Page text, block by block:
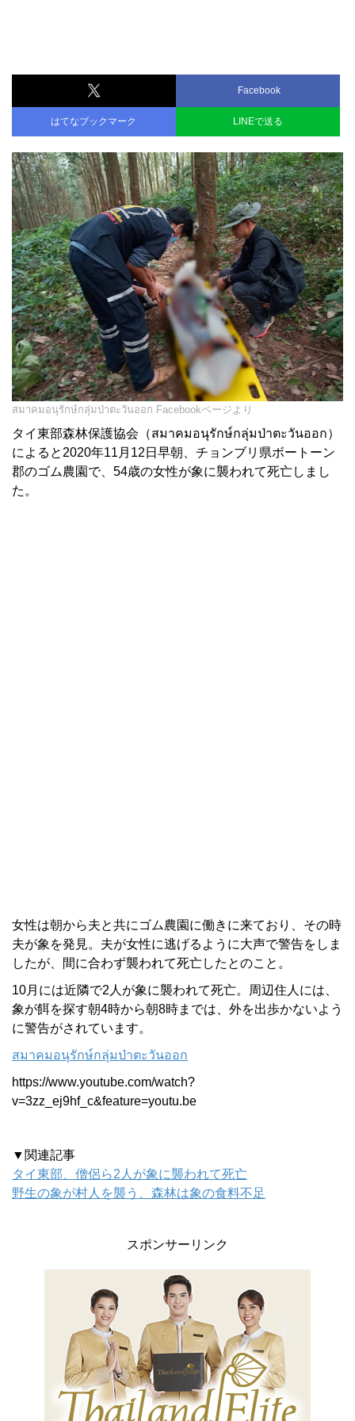
Facebook
はてなブックマーク LINEで送る
สมาคมอนุรักษ์กลุ่มป่าตะวันออก Facebookページより
タイ東部森林保護協会（สมาคมอนุรักษ์กลุ่มป่าตะวันออก）
によると2020年11月12日早朝、チョンブリ県ボートーン
郡のゴム農園で、54歳の女性が象に襲われて死亡しまし
た。
女性は朝から夫と共にゴム農園に働きに来ており、その時
夫が象を発見。夫が女性に逃げるように大声で警告をしま
したが、間に合わず襲われて死亡したとのこと。
10月には近隣で2人が象に襲われて死亡。周辺住人には、
象が餌を探す朝4時から朝8時までは、外を出歩かないよう
に警告がされています。
สมาคมอนุรักษ์กลุ่มป่าตะวันออก
https://www.youtube.com/watch?
v=3zz_ej9hf_c&feature=youtu.be
▼関連記事
タイ東部、僧侶ら2人が象に襲われて死亡
野生の象が村人を襲う、森林は象の食料不足
スポンサーリンク